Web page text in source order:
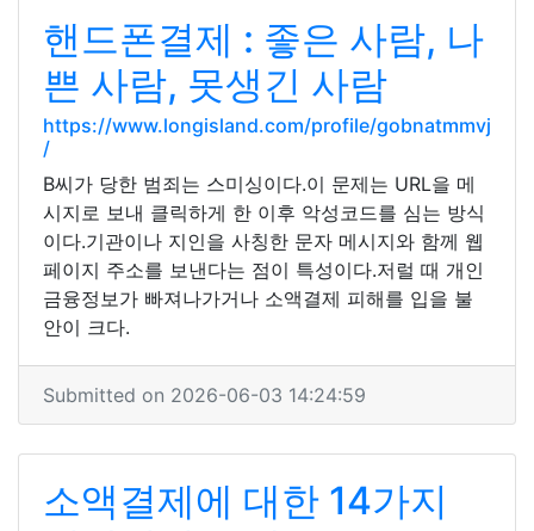
핸드폰결제 : 좋은 사람, 나
쁜 사람, 못생긴 사람
https://www.longisland.com/profile/gobnatmmvj
/
B씨가 당한 범죄는 스미싱이다.이 문제는 URL을 메
시지로 보내 클릭하게 한 이후 악성코드를 심는 방식
이다.기관이나 지인을 사칭한 문자 메시지와 함께 웹
페이지 주소를 보낸다는 점이 특성이다.저럴 때 개인
금융정보가 빠져나가거나 소액결제 피해를 입을 불
안이 크다.
Submitted on 2026-06-03 14:24:59
소액결제에 대한 14가지